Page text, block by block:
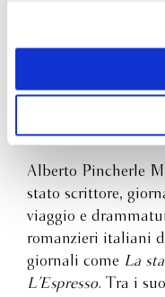
Alberto Pincherle
stato scrittore,
viaggio e
romanzieri italiani
giornali come La
L’Espresso. Tra i